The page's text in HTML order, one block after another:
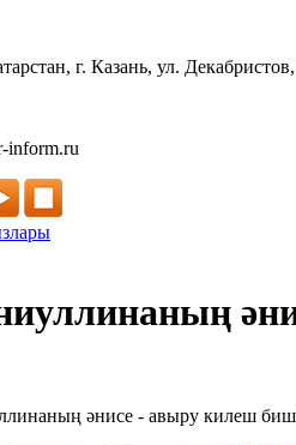
г. Казань, ул.
inform.ru
әнисе - авыру килеш биш